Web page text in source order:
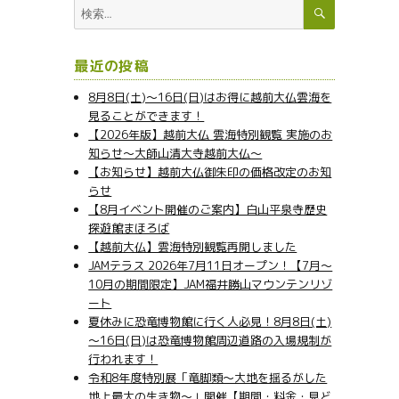
検
索:
検
最近の投稿
8月8日(土)～16日(日)はお得に越前大仏雲海を
見ることができます！
【2026年版】越前大仏 雲海特別観覧 実施のお
知らせ～大師山清大寺越前大仏～
【お知らせ】越前大仏御朱印の価格改定のお知
らせ
【8月イベント開催のご案内】白山平泉寺歴史
探遊館まほろば
【越前大仏】雲海特別観覧再開しました
JAMテラス 2026年7月11日オープン！【7月～
10月の期間限定】JAM福井勝山マウンテンリゾ
ート
夏休みに恐竜博物館に行く人必見！8月8日(土)
～16日(日)は恐竜博物館周辺道路の入場規制が
行われます！
令和8年度特別展「竜脚類～大地を揺るがした